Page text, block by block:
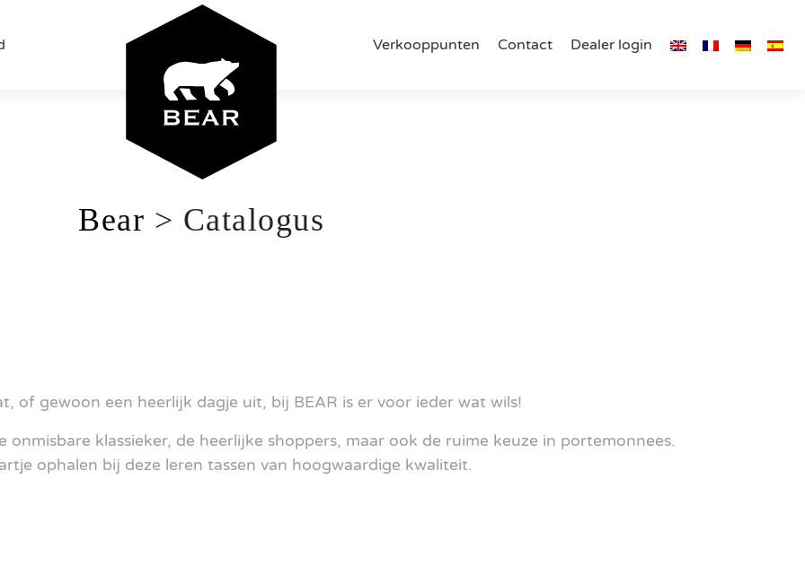
Verkooppunten Contact Dealer login
Bear > Catalogus
of gewoon een heerlijk dagje uit, bij BEAR is er voor ieder wat wils!
onmisbare klassieker, de heerlijke shoppers, maar ook de ruime keuze in portemonnees.
ophalen bij deze leren tassen van hoogwaardige kwaliteit.